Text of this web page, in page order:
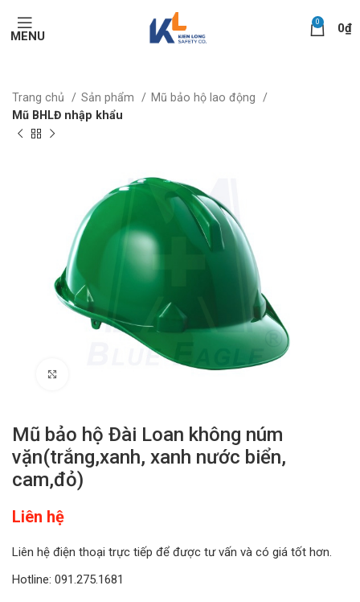
MENU
0 0₫
Trang chủ Sản phẩm
Mũ bảo hộ lao động
Mũ BHLĐ nhập khẩu
Mũ bảo hộ Đài Loan không núm
vặn(trắng,xanh, xanh nước biển,
cam,đỏ)
Liên hệ
Liên hệ điện thoại trực tiếp để được tư vấn và có giá tốt hơn.
Hotline: 091.275.1681